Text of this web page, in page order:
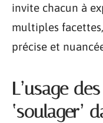
invite chacun à
multiples
précise et
L’usage
‘soulager’